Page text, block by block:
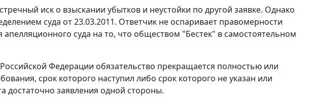
иск о взыскании убытков и неустойки по другой заявке. Однако
суда от 23.03.2011. Ответчик не оспаривает правомерности
апелляционного суда на то, что обществом "Бестек" в самостоятельном
Федерации обязательство прекращается полностью или
срок которого наступил либо срок которого не указан или
достаточно заявления одной стороны.